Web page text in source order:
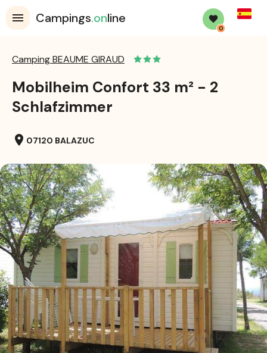
Campings.online
0
Camping BEAUME GIRAUD
Mobilheim Confort 33 m² - 2
Schlafzimmer
location_on 07120 BALAZUC